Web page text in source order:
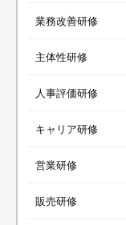
業務改善研修
主体性研修
人事評価研修
キャリア研修
営業研修
販売研修